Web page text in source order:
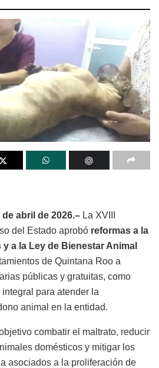
abril de 2026.– La XVIII
del Estado aprobó reformas a la
a la Ley de Bienestar Animal
de Quintana Roo a
públicas y gratuitas, como
para atender la
animal en la entidad.
combatir el maltrato, reducir
domésticos y mitigar los
asociados a la proliferación de